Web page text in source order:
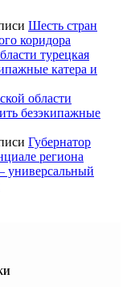
Шесть стран
коридора
турецкая
катера и
области
безэкипажные
Губернатор
региона
универсальный